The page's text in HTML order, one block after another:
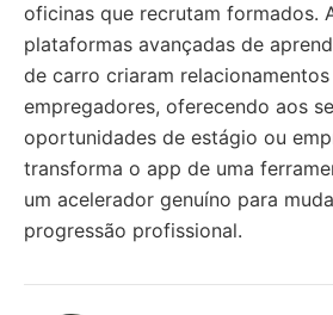
oficinas que recrutam formados.
plataformas avançadas de
de carro criaram
empregadores, oferecendo aos
oportunidades de estágio ou
transforma o app de uma
um acelerador genuíno para
progressão profissional.